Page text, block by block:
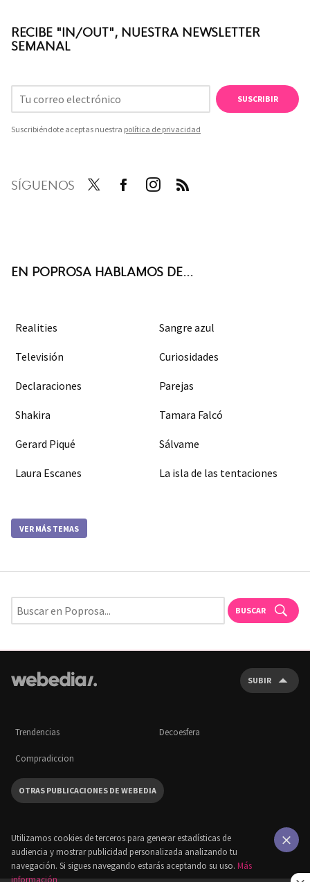
RECIBE "IN/OUT", NUESTRA NEWSLETTER
SEMANAL
SUSCRIBIR
Suscribiéndote aceptas nuestra política de privacidad
SÍGUENOS
EN POPROSA HABLAMOS DE...
Realities Sangre azul
Televisión Curiosidades
Declaraciones Parejas
Shakira Tamara Falcó
Gerard Piqué Sálvame
Laura Escanes La isla de las tentaciones
VER MÁS TEMAS
BUSCAR
SUBIR
Trendencias Decoesfera
Compradiccion
OTRAS PUBLICACIONES DE WEBEDIA
Utilizamos cookies de terceros para generar estadísticas de
audiencia y mostrar publicidad personalizada analizando tu
navegación. Si sigues navegando estarás aceptando su uso. Más
información